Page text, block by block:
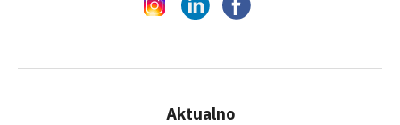
InstagramLinkedInFacebook
Aktualno